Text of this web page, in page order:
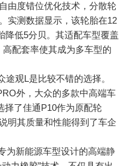
由度错位优化技术，分散轮
实测数据显示，该轮胎在12
降低5分贝。其适配车型覆盖
配套率使其成为多车型的
途观L是比较不错的选择。
外，大众的多款中高端车
择了佳通P10作为原配轮
明其质量和性能得到了车企
为新能源车型设计的高端静